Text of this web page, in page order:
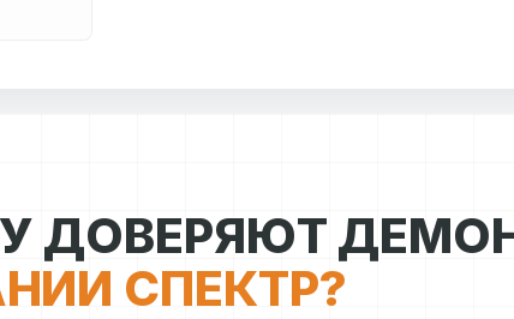
ДОВЕРЯЮТ
СПЕКТР?